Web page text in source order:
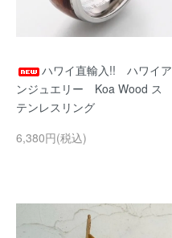
ハワイ直輸入!! ハワイア
ンジュエリー Koa Wood ス
テンレスリング
6,380円(税込)